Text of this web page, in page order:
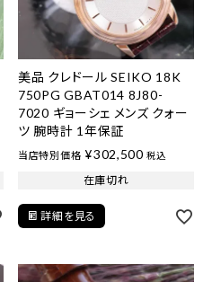
美品 クレドール SEIKO 18K
750PG GBAT014 8J80-
7020 ギョーシェ メンズ クォー
ツ 腕時計 1年保証
当店特別価格 ¥302,500 税込
在庫切れ
詳細を見る